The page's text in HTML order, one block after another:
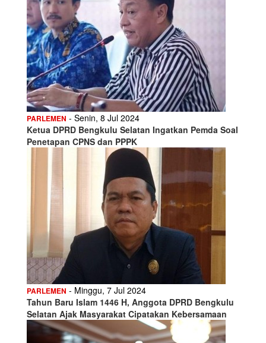
PARLEMEN - Senin, 8 Jul 2024
Ketua DPRD Bengkulu Selatan Ingatkan Pemda Soal
Penetapan CPNS dan PPPK
PARLEMEN - Minggu, 7 Jul 2024
Tahun Baru Islam 1446 H, Anggota DPRD Bengkulu
Selatan Ajak Masyarakat Cipatakan Kebersamaan